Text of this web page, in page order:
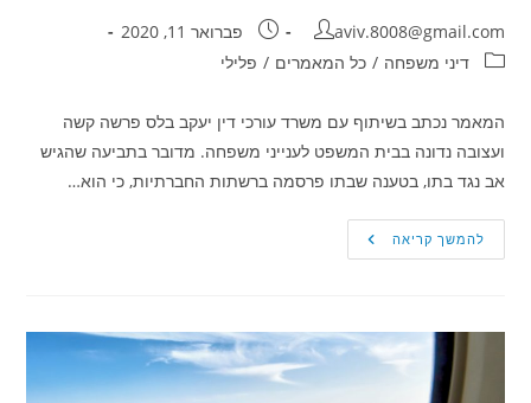
מחבר:
aviv.8008@gmail.com פורסם:פברואר 11, 2020
קטגוריה:דיני משפחה / כל המאמרים / פלילי
המאמר נכתב בשיתוף עם משרד עורכי דין יעקב בלס פרשה קשה
ועצובה נדונה בבית המשפט לענייני משפחה. מדובר בתביעה שהגיש
אב נגד בתו, בטענה שבתו פרסמה ברשתות החברתיות, כי הוא…
להמשך קריאהפרסמה
ברשתות
אותה
–